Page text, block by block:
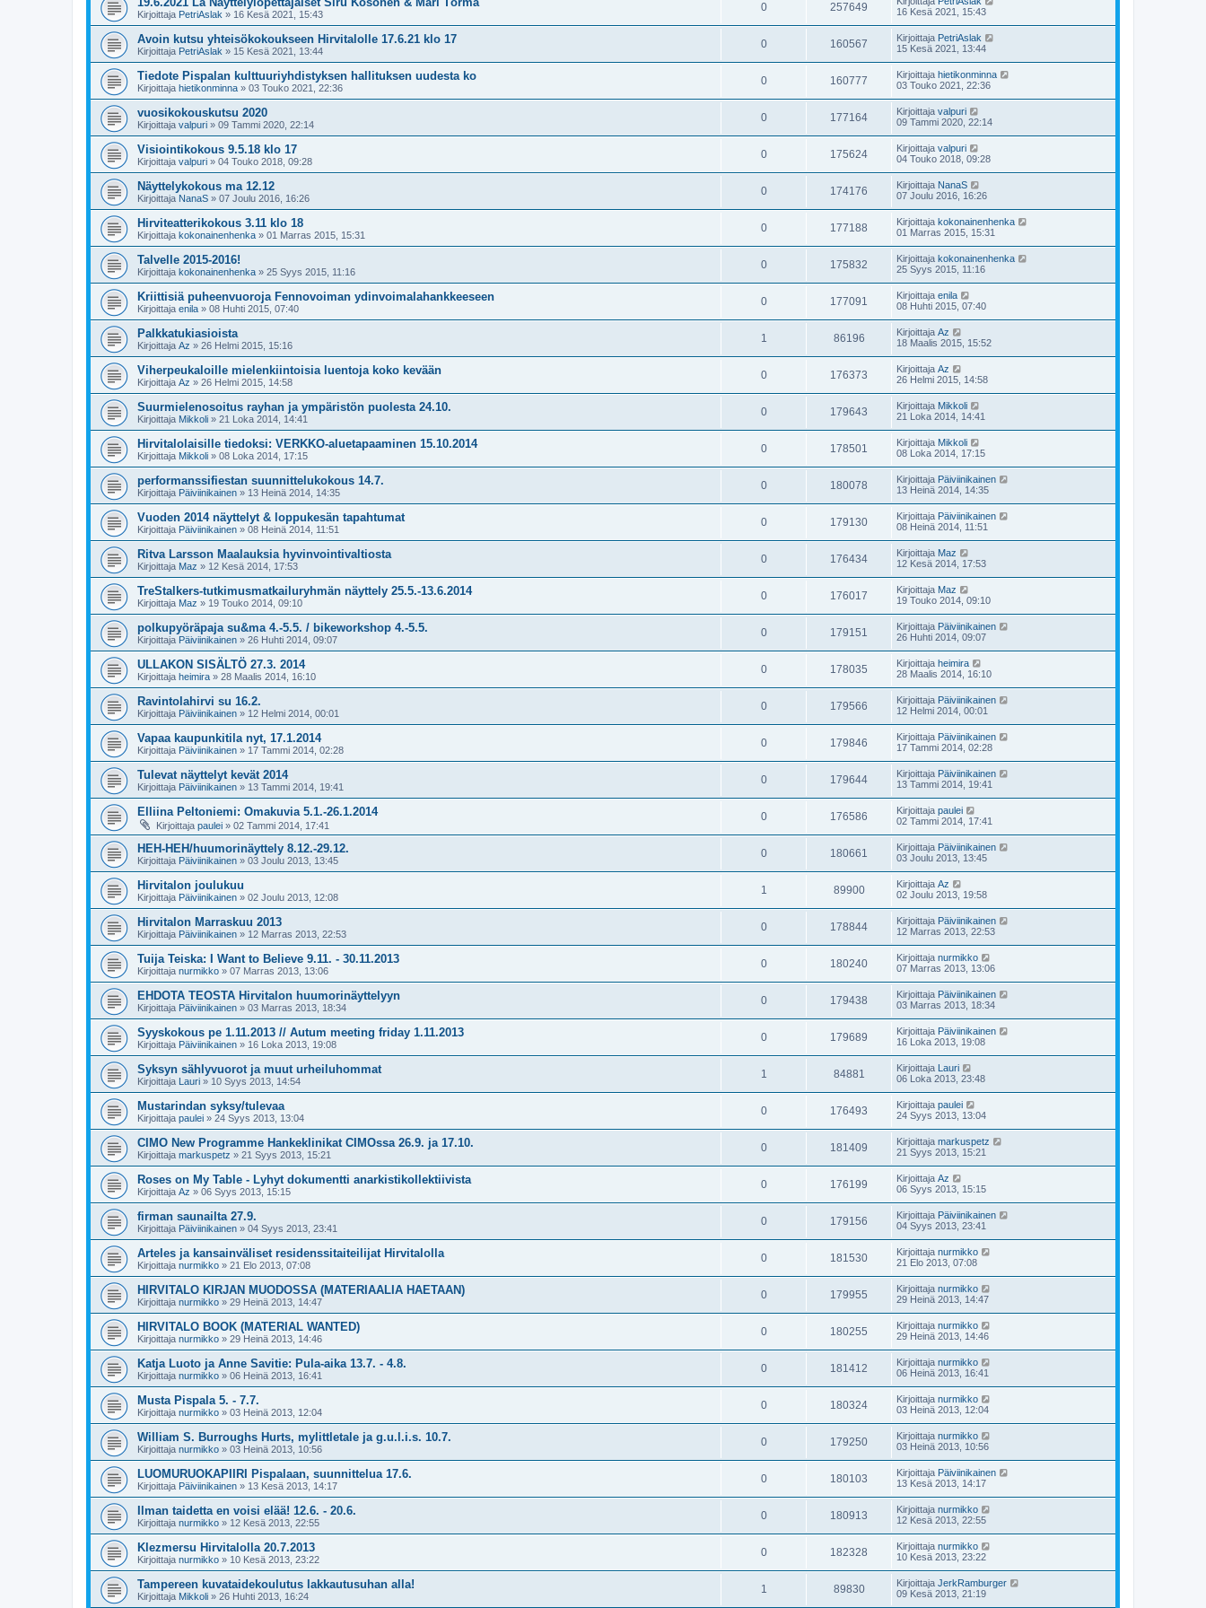
Kirjoittaja PetriAslak » 16 Kesä 2021, 15:43
0 257649
16 Kesä 2021, 15:43
Avoin kutsu yhteisökokoukseen Hirvitalolle 17.6.21 klo 17
Kirjoittaja PetriAslak » 15 Kesä 2021, 13:44
0 160567 Kirjoittaja PetriAslak
15 Kesä 2021, 13:44
Tiedote Pispalan kulttuuriyhdistyksen hallituksen uudesta ko
Kirjoittaja hietikonminna » 03 Touko 2021, 22:36
0 160777 Kirjoittaja hietikonminna
03 Touko 2021, 22:36
vuosikokouskutsu 2020
Kirjoittaja valpuri » 09 Tammi 2020, 22:14
0 177164 Kirjoittaja valpuri
09 Tammi 2020, 22:14
Visiointikokous 9.5.18 klo 17
Kirjoittaja valpuri » 04 Touko 2018, 09:28
0 175624 Kirjoittaja valpuri
04 Touko 2018, 09:28
Näyttelykokous ma 12.12
Kirjoittaja NanaS » 07 Joulu 2016, 16:26
0 174176 Kirjoittaja NanaS
07 Joulu 2016, 16:26
Hirviteatterikokous 3.11 klo 18
Kirjoittaja kokonainenhenka » 01 Marras 2015, 15:31
0 177188 Kirjoittaja kokonainenhenka
01 Marras 2015, 15:31
Talvelle 2015-2016!
Kirjoittaja kokonainenhenka » 25 Syys 2015, 11:16
0 175832 Kirjoittaja kokonainenhenka
25 Syys 2015, 11:16
Kriittisiä puheenvuoroja Fennovoiman ydinvoimalahankkeeseen
Kirjoittaja enila » 08 Huhti 2015, 07:40
0 177091 Kirjoittaja enila
08 Huhti 2015, 07:40
Palkkatukiasioista
Kirjoittaja Az » 26 Helmi 2015, 15:16
1 86196 Kirjoittaja Az
18 Maalis 2015, 15:52
Viherpeukaloille mielenkiintoisia luentoja koko kevään
Kirjoittaja Az » 26 Helmi 2015, 14:58
0 176373 Kirjoittaja Az
26 Helmi 2015, 14:58
Suurmielenosoitus rayhan ja ympäristön puolesta 24.10.
Kirjoittaja Mikkoli » 21 Loka 2014, 14:41
0 179643 Kirjoittaja Mikkoli
21 Loka 2014, 14:41
Hirvitalolaisille tiedoksi: VERKKO-aluetapaaminen 15.10.2014
Kirjoittaja Mikkoli » 08 Loka 2014, 17:15
0 178501 Kirjoittaja Mikkoli
08 Loka 2014, 17:15
performanssifiestan suunnittelukokous 14.7.
Kirjoittaja Päiviinikainen » 13 Heinä 2014, 14:35
0 180078 Kirjoittaja Päiviinikainen
13 Heinä 2014, 14:35
Vuoden 2014 näyttelyt & loppukesän tapahtumat
Kirjoittaja Päiviinikainen » 08 Heinä 2014, 11:51
0 179130 Kirjoittaja Päiviinikainen
08 Heinä 2014, 11:51
Ritva Larsson Maalauksia hyvinvointivaltiosta
Kirjoittaja Maz » 12 Kesä 2014, 17:53
0 176434 Kirjoittaja Maz
12 Kesä 2014, 17:53
TreStalkers-tutkimusmatkailuryhmän näyttely 25.5.-13.6.2014
Kirjoittaja Maz » 19 Touko 2014, 09:10
0 176017 Kirjoittaja Maz
19 Touko 2014, 09:10
polkupyöräpaja su&ma 4.-5.5. / bikeworkshop 4.-5.5.
Kirjoittaja Päiviinikainen » 26 Huhti 2014, 09:07
0 179151 Kirjoittaja Päiviinikainen
26 Huhti 2014, 09:07
ULLAKON SISÄLTÖ 27.3. 2014
Kirjoittaja heimira » 28 Maalis 2014, 16:10
0 178035 Kirjoittaja heimira
28 Maalis 2014, 16:10
Ravintolahirvi su 16.2.
Kirjoittaja Päiviinikainen » 12 Helmi 2014, 00:01
0 179566 Kirjoittaja Päiviinikainen
12 Helmi 2014, 00:01
Vapaa kaupunkitila nyt, 17.1.2014
Kirjoittaja Päiviinikainen » 17 Tammi 2014, 02:28
0 179846 Kirjoittaja Päiviinikainen
17 Tammi 2014, 02:28
Tulevat näyttelyt kevät 2014
Kirjoittaja Päiviinikainen » 13 Tammi 2014, 19:41
0 179644 Kirjoittaja Päiviinikainen
13 Tammi 2014, 19:41
Elliina Peltoniemi: Omakuvia 5.1.-26.1.2014
Kirjoittaja paulei » 02 Tammi 2014, 17:41
0 176586 Kirjoittaja paulei
02 Tammi 2014, 17:41
HEH-HEH/huumorinäyttely 8.12.-29.12.
Kirjoittaja Päiviinikainen » 03 Joulu 2013, 13:45
0 180661 Kirjoittaja Päiviinikainen
03 Joulu 2013, 13:45
Hirvitalon joulukuu
Kirjoittaja Päiviinikainen » 02 Joulu 2013, 12:08
1 89900 Kirjoittaja Az
02 Joulu 2013, 19:58
Hirvitalon Marraskuu 2013
Kirjoittaja Päiviinikainen » 12 Marras 2013, 22:53
0 178844 Kirjoittaja Päiviinikainen
12 Marras 2013, 22:53
Tuija Teiska: I Want to Believe 9.11. - 30.11.2013
Kirjoittaja nurmikko » 07 Marras 2013, 13:06
0 180240 Kirjoittaja nurmikko
07 Marras 2013, 13:06
EHDOTA TEOSTA Hirvitalon huumorinäyttelyyn
Kirjoittaja Päiviinikainen » 03 Marras 2013, 18:34
0 179438 Kirjoittaja Päiviinikainen
03 Marras 2013, 18:34
Syyskokous pe 1.11.2013 // Autum meeting friday 1.11.2013
Kirjoittaja Päiviinikainen » 16 Loka 2013, 19:08
0 179689 Kirjoittaja Päiviinikainen
16 Loka 2013, 19:08
Syksyn sählyvuorot ja muut urheiluhommat
Kirjoittaja Lauri » 10 Syys 2013, 14:54
1 84881 Kirjoittaja Lauri
06 Loka 2013, 23:48
Mustarindan syksy/tulevaa
Kirjoittaja paulei » 24 Syys 2013, 13:04
0 176493 Kirjoittaja paulei
24 Syys 2013, 13:04
CIMO New Programme Hankeklinikat CIMOssa 26.9. ja 17.10.
Kirjoittaja markuspetz » 21 Syys 2013, 15:21
0 181409 Kirjoittaja markuspetz
21 Syys 2013, 15:21
Roses on My Table - Lyhyt dokumentti anarkistikollektiivista
Kirjoittaja Az » 06 Syys 2013, 15:15
0 176199 Kirjoittaja Az
06 Syys 2013, 15:15
firman saunailta 27.9.
Kirjoittaja Päiviinikainen » 04 Syys 2013, 23:41
0 179156 Kirjoittaja Päiviinikainen
04 Syys 2013, 23:41
Arteles ja kansainväliset residenssitaiteilijat Hirvitalolla
Kirjoittaja nurmikko » 21 Elo 2013, 07:08
0 181530 Kirjoittaja nurmikko
21 Elo 2013, 07:08
HIRVITALO KIRJAN MUODOSSA (MATERIAALIA HAETAAN)
Kirjoittaja nurmikko » 29 Heinä 2013, 14:47
0 179955 Kirjoittaja nurmikko
29 Heinä 2013, 14:47
HIRVITALO BOOK (MATERIAL WANTED)
Kirjoittaja nurmikko » 29 Heinä 2013, 14:46
0 180255 Kirjoittaja nurmikko
29 Heinä 2013, 14:46
Katja Luoto ja Anne Savitie: Pula-aika 13.7. - 4.8.
Kirjoittaja nurmikko » 06 Heinä 2013, 16:41
0 181412 Kirjoittaja nurmikko
06 Heinä 2013, 16:41
Musta Pispala 5. - 7.7.
Kirjoittaja nurmikko » 03 Heinä 2013, 12:04
0 180324 Kirjoittaja nurmikko
03 Heinä 2013, 12:04
William S. Burroughs Hurts, mylittletale ja g.u.l.i.s. 10.7.
Kirjoittaja nurmikko » 03 Heinä 2013, 10:56
0 179250 Kirjoittaja nurmikko
03 Heinä 2013, 10:56
LUOMURUOKAPIIRI Pispalaan, suunnittelua 17.6.
Kirjoittaja Päiviinikainen » 13 Kesä 2013, 14:17
0 180103 Kirjoittaja Päiviinikainen
13 Kesä 2013, 14:17
Ilman taidetta en voisi elää! 12.6. - 20.6.
Kirjoittaja nurmikko » 12 Kesä 2013, 22:55
0 180913 Kirjoittaja nurmikko
12 Kesä 2013, 22:55
Klezmersu Hirvitalolla 20.7.2013
Kirjoittaja nurmikko » 10 Kesä 2013, 23:22
0 182328 Kirjoittaja nurmikko
10 Kesä 2013, 23:22
Tampereen kuvataidekoulutus lakkautusuhan alla!
Kirjoittaja Mikkoli » 26 Huhti 2013, 16:24
1 89830 Kirjoittaja JerkRamburger
09 Kesä 2013, 21:19